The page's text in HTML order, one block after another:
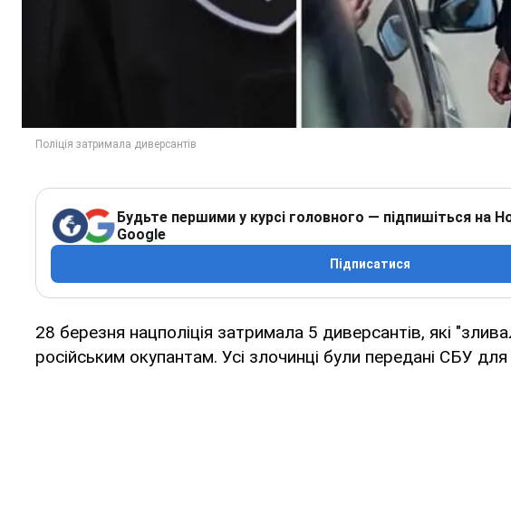
Будьте першими у курсі головного — підпишіться на
Google
Підписатися
28 березня нацполіція затримала 5 диверсантів, які
російським окупантам. Усі злочинці були передані СБУ